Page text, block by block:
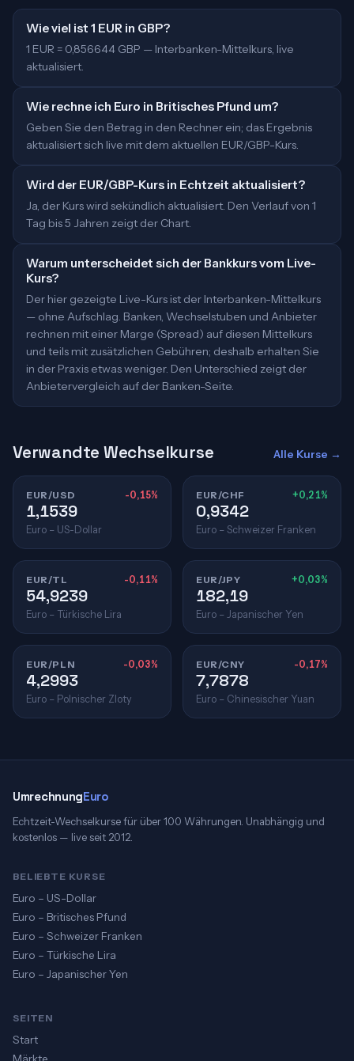
Wie viel ist 1 EUR in GBP?
1 EUR = 0,856644 GBP — Interbanken-Mittelkurs, live
aktualisiert.
Wie rechne ich Euro in Britisches Pfund um?
Geben Sie den Betrag in den Rechner ein; das Ergebnis
aktualisiert sich live mit dem aktuellen EUR/GBP-Kurs.
Wird der EUR/GBP-Kurs in Echtzeit aktualisiert?
Ja, der Kurs wird sekündlich aktualisiert. Den Verlauf von 1
Tag bis 5 Jahren zeigt der Chart.
Warum unterscheidet sich der Bankkurs vom Live-
Kurs?
Der hier gezeigte Live-Kurs ist der Interbanken-Mittelkurs
— ohne Aufschlag. Banken, Wechselstuben und Anbieter
rechnen mit einer Marge (Spread) auf diesen Mittelkurs
und teils mit zusätzlichen Gebühren; deshalb erhalten Sie
in der Praxis etwas weniger. Den Unterschied zeigt der
Anbietervergleich auf der Banken-Seite.
Verwandte Wechselkurse Alle Kurse →
EUR/USD -0,15%
1,1539
Euro – US-Dollar
EUR/CHF +0,21%
0,9342
Euro – Schweizer Franken
EUR/TL -0,11%
54,9239
Euro – Türkische Lira
EUR/JPY +0,03%
182,19
Euro – Japanischer Yen
EUR/PLN -0,03%
4,2993
Euro – Polnischer Zloty
EUR/CNY -0,17%
7,7878
Euro – Chinesischer Yuan
UmrechnungEuro
Echtzeit-Wechselkurse für über 100 Währungen. Unabhängig und
kostenlos — live seit 2012.
BELIEBTE KURSE
Euro – US-Dollar
Euro – Britisches Pfund
Euro – Schweizer Franken
Euro – Türkische Lira
Euro – Japanischer Yen
SEITEN
Start